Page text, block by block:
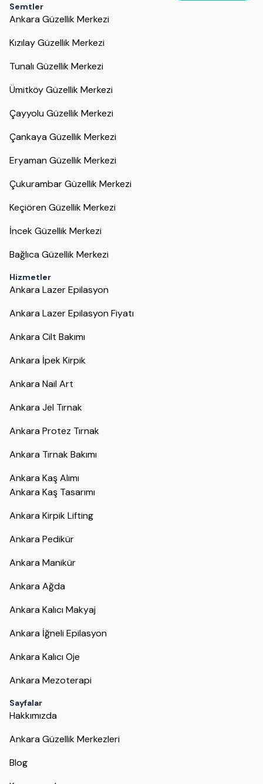
Semtler
Ankara Güzellik Merkezi
Kızılay Güzellik Merkezi
Tunalı Güzellik Merkezi
Ümitköy Güzellik Merkezi
Çayyolu Güzellik Merkezi
Çankaya Güzellik Merkezi
Eryaman Güzellik Merkezi
Çukurambar Güzellik Merkezi
Keçiören Güzellik Merkezi
İncek Güzellik Merkezi
Bağlıca Güzellik Merkezi
Hizmetler
Ankara Lazer Epilasyon
Ankara Lazer Epilasyon Fiyatı
Ankara Cilt Bakımı
Ankara İpek Kirpik
Ankara Nail Art
Ankara Jel Tırnak
Ankara Protez Tırnak
Ankara Tırnak Bakımı
Ankara Kaş Alımı
Ankara Kaş Tasarımı
Ankara Kirpik Lifting
Ankara Pedikür
Ankara Manikür
Ankara Ağda
Ankara Kalıcı Makyaj
Ankara İğneli Epilasyon
Ankara Kalıcı Oje
Ankara Mezoterapi
Sayfalar
Hakkımızda
Ankara Güzellik Merkezleri
Blog